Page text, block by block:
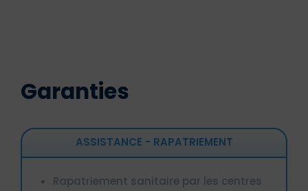
Garanties
ASSISTANCE - RAPATRIEMENT
Rapatriement sanitaire par les centres